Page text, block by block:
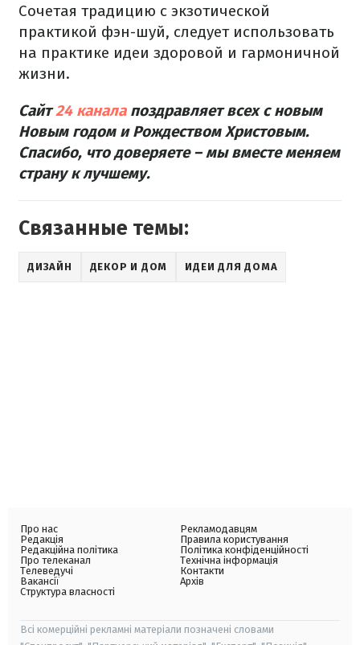
Сочетая традицию с экзотической
практикой фэн-шуй, следует использовать
на практике идеи здоровой и гармоничной
жизни.
Сайт24 канала поздравляет всех с новым
Новым годом и Рождеством Христовым.
Спасибо, что доверяете – мы вместе меняем
страну к лучшему.
Связанные темы:
ДИЗАЙН ДЕКОР И ДОМ ИДЕИ ДЛЯ ДОМА
Про нас
Редакція
Редакційна політика
Про телеканал
Телеведучі
Вакансії
Структура власності
Рекламодавцям
Правила користування
Політика конфіденційності
Технічна інформація
Контакти
Архів
Всі комерційні рекламні матеріали позначені словами